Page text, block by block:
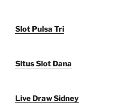
Slot Pulsa Tri
Situs Slot Dana
Live Draw Sidney